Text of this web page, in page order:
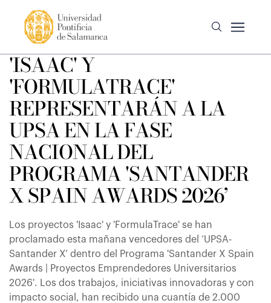
'ISAAC' Y
'FORMULATRACE'
REPRESENTARÁN A LA
UPSA EN LA FASE
NACIONAL DEL
PROGRAMA 'SANTANDER
X SPAIN AWARDS 2026’
Los proyectos 'Isaac' y 'FormulaTrace' se han
proclamado esta mañana vencedores del ‘UPSA-
Santander X’ dentro del Programa 'Santander X Spain
Awards | Proyectos Emprendedores Universitarios
2026'. Los dos trabajos, iniciativas innovadoras y con
impacto social, han recibido una cuantía de 2.000